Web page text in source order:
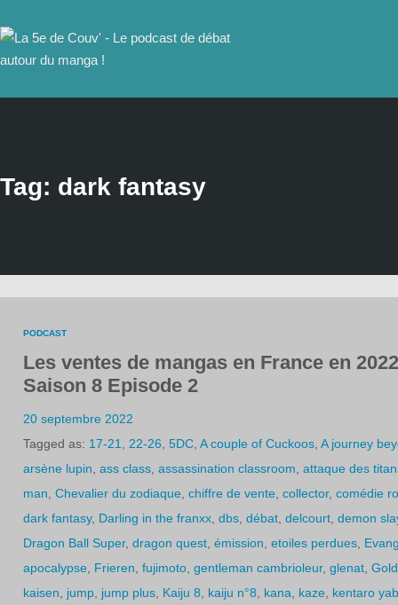
Tag: dark fantasy
PODCAST
Les ventes de mangas en France en
Saison 8 Episode 2
20 septembre 2022
Tagged as: 17-21 22-26 5DC, A couple of Cuckoos, A journey
arsène lupin ass class, assassination classroom attaque des
man Chevalier du zodiaque, chiffre de vente, collector, comédie
dark fantasy, Darling in the franxx, dbs, débat, delcourt, demon
Dragon Ball Super, dragon quest, émission etoiles perdues,
apocalypse, Frieren fujimoto, gentleman cambrioleur, glenat,
kaisen
jump, jump plus, Kaiju 8 kaiju n°8 kana kaze, kentaro